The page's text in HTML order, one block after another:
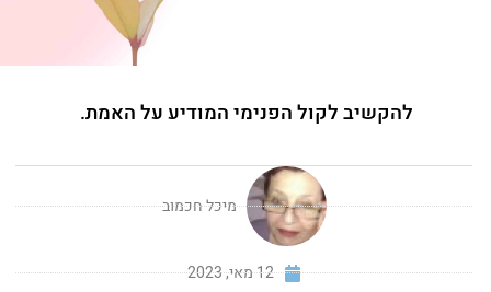
להקשיב לקול הפנימי המודיע על האמת.
מיכל חכמוב
12 מאי, 2023